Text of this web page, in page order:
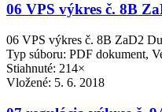
06 VPS výkres č. 8B
06 VPS výkres č. 8B ZaD2
Typ súboru: PDF dokument,
Stiahnuté: 214×
Vložené: 5. 6. 2018